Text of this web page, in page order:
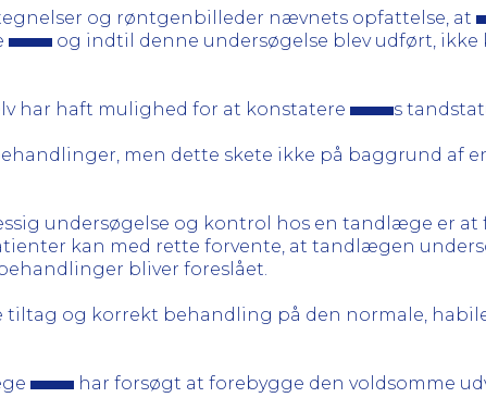
og røntgenbilleder nævnets opfattelse, at
og indtil denne undersøgelse blev udført,
har haft mulighed for at konstatere s
men dette skete ikke på baggrund af
undersøgelse og kontrol hos en tandlæge er
kan med rette forvente, at tandlægen
bliver foreslået.
tiltag og korrekt behandling på den normale,
har forsøgt at forebygge den voldsomme